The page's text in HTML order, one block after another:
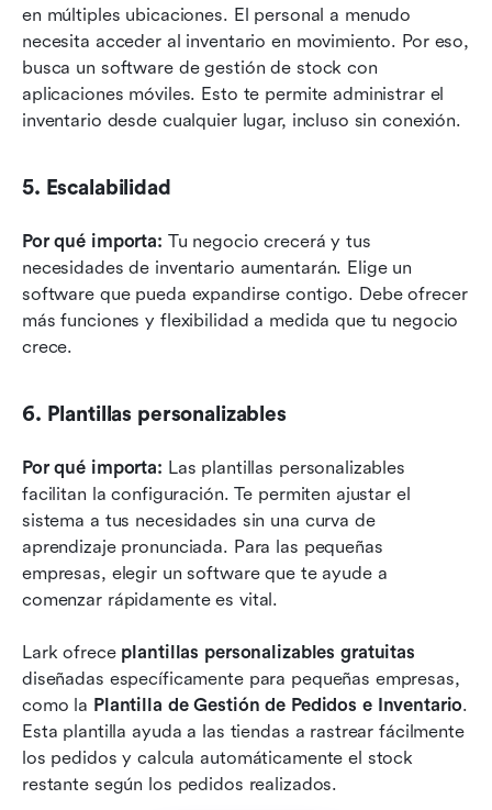
en múltiples ubicaciones. El personal a menudo
necesita acceder al inventario en movimiento. Por eso,
busca un software de gestión de stock con
aplicaciones móviles. Esto te permite administrar el
inventario desde cualquier lugar, incluso sin conexión.
5. Escalabilidad
Por qué importa: Tu negocio crecerá y tus
necesidades de inventario aumentarán. Elige un
software que pueda expandirse contigo. Debe ofrecer
más funciones y flexibilidad a medida que tu negocio
crece.
6. Plantillas personalizables
Por qué importa: Las plantillas personalizables
facilitan la configuración. Te permiten ajustar el
sistema a tus necesidades sin una curva de
aprendizaje pronunciada. Para las pequeñas
empresas, elegir un software que te ayude a
comenzar rápidamente es vital.
Lark ofrece plantillas personalizables gratuitas
diseñadas específicamente para pequeñas empresas,
como la Plantilla de Gestión de Pedidos e Inventario.
Esta plantilla ayuda a las tiendas a rastrear fácilmente
los pedidos y calcula automáticamente el stock
restante según los pedidos realizados.